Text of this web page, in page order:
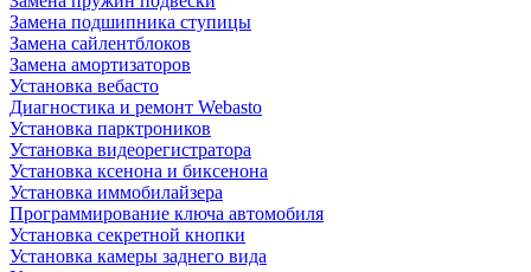
Замена подшипника ступицы
Замена сайлентблоков
Замена амортизаторов
Установка вебасто
Диагностика и ремонт Webasto
Установка парктроников
Установка видеорегистратора
Установка ксенона и биксенона
Установка иммобилайзера
Программирование ключа автомобиля
Установка секретной кнопки
Установка камеры заднего вида